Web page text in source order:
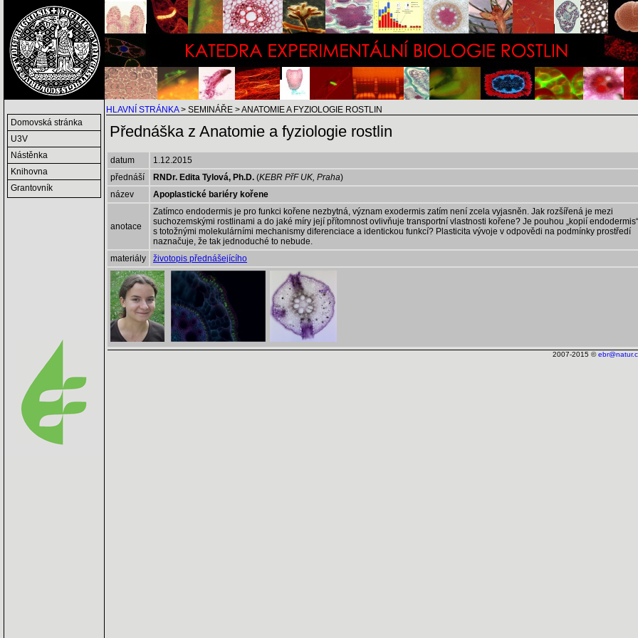
Domovská stránka
U3V
Nástěnka
Knihovna
Grantovník
HLAVNÍ STRÁNKA> SEMINÁŘE > ANATOMIE A FYZIOLOGIE ROSTLIN
Přednáška z Anatomie a fyziologie rostlin
datum
1.12.2015
přednáší
RNDr. Edita Tylová, Ph.D. (KEBR PřF UK, Praha)
název
Apoplastické bariéry kořene
anotace
Zatímco endodermis je pro funkci kořene nezbytná, význam exodermis zatím není zcela vyjasněn. Jak rozšířená je mezi
suchozemskými rostlinami a do jaké míry její přítomnost ovlivňuje transportní vlastnosti kořene? Je pouhou „kopií endodermis“
s totožnými molekulárními mechanismy diferenciace a identickou funkcí? Plasticita vývoje v odpovědi na podmínky prostředí
naznačuje, že tak jednoduché to nebude.
materiály
životopis přednášejícího
2007-2015 ©